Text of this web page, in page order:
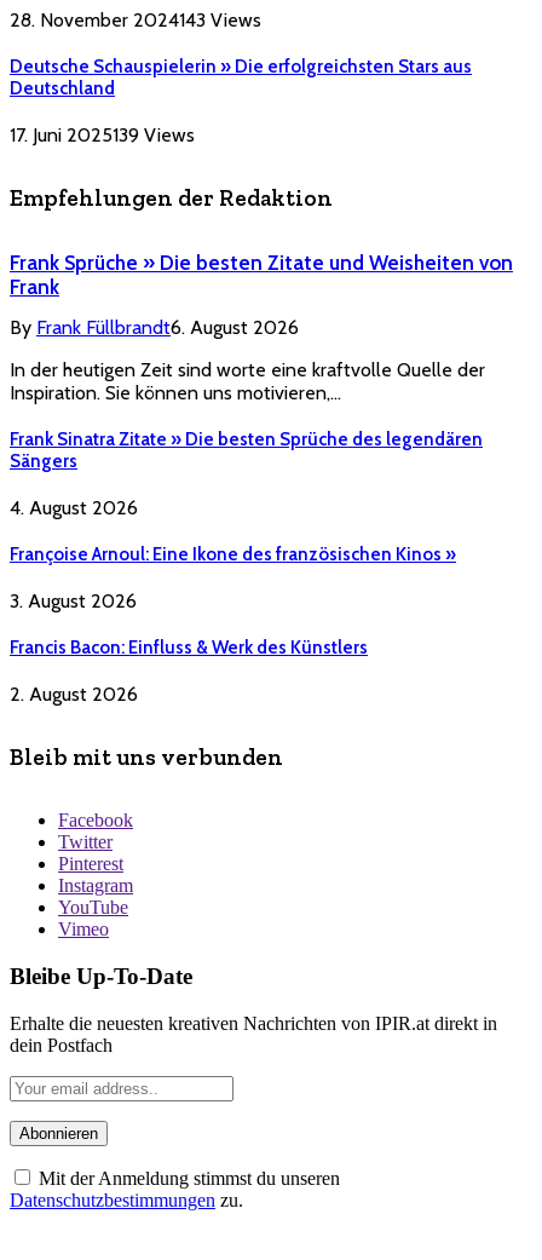
28. November 2024143 Views
Deutsche Schauspielerin » Die erfolgreichsten Stars aus
Deutschland
17. Juni 2025139 Views
Empfehlungen der Redaktion
Frank Sprüche » Die besten Zitate und Weisheiten von
Frank
By Frank Füllbrandt6. August 2026
In der heutigen Zeit sind worte eine kraftvolle Quelle der
Inspiration. Sie können uns motivieren,…
Frank Sinatra Zitate » Die besten Sprüche des legendären
Sängers
4. August 2026
Françoise Arnoul: Eine Ikone des französischen Kinos »
3. August 2026
Francis Bacon: Einfluss & Werk des Künstlers
2. August 2026
Bleib mit uns verbunden
Facebook
Twitter
Pinterest
Instagram
YouTube
Vimeo
Bleibe Up-To-Date
Erhalte die neuesten kreativen Nachrichten von IPIR.at direkt in
dein Postfach
Mit der Anmeldung stimmst du unseren
Datenschutzbestimmungen zu.